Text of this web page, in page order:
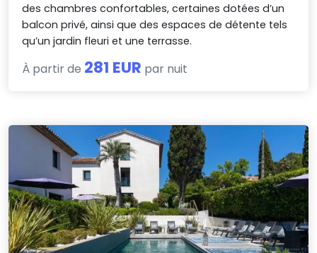
des chambres confortables, certaines dotées d’un
balcon privé, ainsi que des espaces de détente tels
qu’un jardin fleuri et une terrasse.
À partir de 281 EUR par nuit